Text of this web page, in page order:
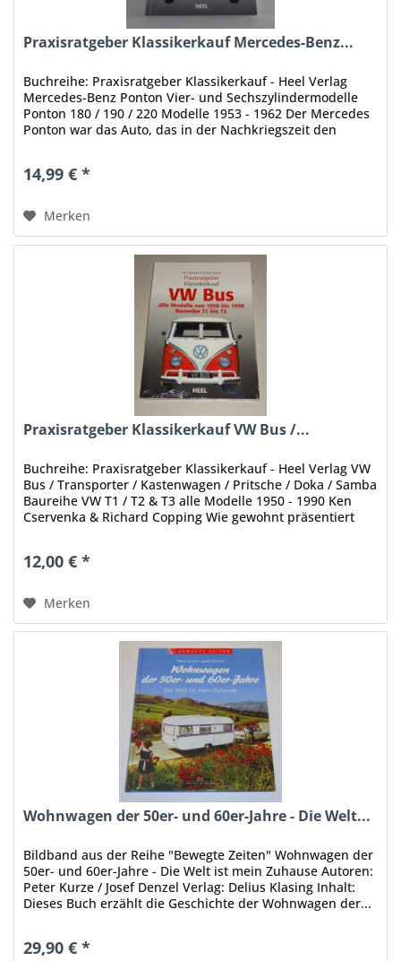
Praxisratgeber Klassikerkauf Mercedes-Benz...
Buchreihe: Praxisratgeber Klassikerkauf - Heel Verlag
Mercedes-Benz Ponton Vier- und Sechszylindermodelle
Ponton 180 / 190 / 220 Modelle 1953 - 1962 Der Mercedes
Ponton war das Auto, das in der Nachkriegszeit den
14,99 € *
Merken
Praxisratgeber Klassikerkauf VW Bus /...
Buchreihe: Praxisratgeber Klassikerkauf - Heel Verlag VW
Bus / Transporter / Kastenwagen / Pritsche / Doka / Samba
Baureihe VW T1 / T2 & T3 alle Modelle 1950 - 1990 Ken
Cservenka & Richard Copping Wie gewohnt präsentiert
12,00 € *
Merken
Wohnwagen der 50er- und 60er-Jahre - Die Welt...
Bildband aus der Reihe "Bewegte Zeiten" Wohnwagen der
50er- und 60er-Jahre - Die Welt ist mein Zuhause Autoren:
Peter Kurze / Josef Denzel Verlag: Delius Klasing Inhalt:
Dieses Buch erzählt die Geschichte der Wohnwagen der...
29,90 € *